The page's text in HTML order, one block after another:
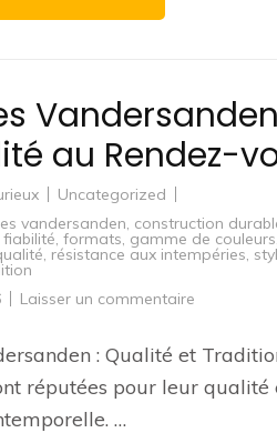
au Rendez-
Uncategorized
vandersanden, construction
fiabilité, formats, gamme de couleurs
, résistance aux intempéries,
Laisser un commentaire
:
Élégance
et
: Qualité et
réputées pour leur
…